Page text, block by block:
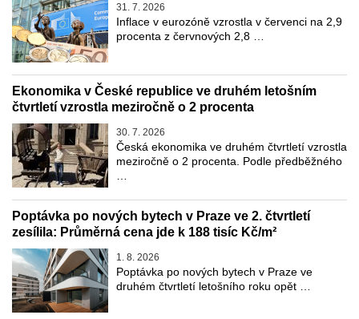
31. 7. 2026
Inflace v eurozóně vzrostla v červenci na 2,9
procenta z červnových 2,8 …
Ekonomika v České republice ve druhém letošním
čtvrtletí vzrostla meziročně o 2 procenta
30. 7. 2026
Česká ekonomika ve druhém čtvrtletí vzrostla
meziročně o 2 procenta. Podle předběžného
Poptávka po nových bytech v Praze ve 2. čtvrtletí
zesílila: Průměrná cena jde k 188 tisíc Kč/m²
1. 8. 2026
Poptávka po nových bytech v Praze ve
druhém čtvrtletí letošního roku opět …